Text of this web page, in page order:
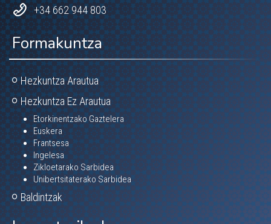
+34 662 944 803
Formakuntza
Hezkuntza Arautua
Hezkuntza Ez Arautua
Etorkinentzako Gaztelera
Euskera
Frantsesa
Ingelesa
Zikloetarako Sarbidea
Unibertsitaterako Sarbidea
Baldintzak